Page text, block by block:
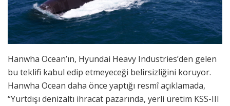
Hanwha Ocean’ın, Hyundai Heavy Industries’den gelen
bu teklifi kabul edip etmeyeceği belirsizliğini koruyor.
Hanwha Ocean daha önce yaptığı resmî açıklamada,
“Yurtdışı denizaltı ihracat pazarında, yerli üretim KSS-III